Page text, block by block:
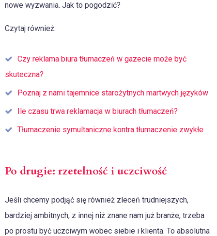
nowe wyzwania. Jak to pogodzić?
Czytaj również:
Czy reklama biura tłumaczeń w gazecie może być
skuteczna?
Poznaj z nami tajemnice starożytnych martwych języków
Ile czasu trwa reklamacja w biurach tłumaczeń?
Tłumaczenie symultaniczne kontra tłumaczenie zwykłe
Po drugie: rzetelność i uczciwość
Jeśli chcemy podjąć się również zleceń trudniejszych,
bardziej ambitnych, z innej niż znane nam już branże, trzeba
po prostu być uczciwym wobec siebie i klienta. To absolutna